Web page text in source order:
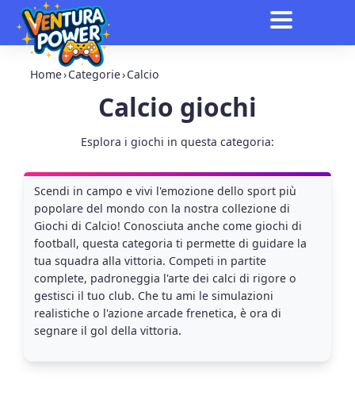
Home›Categorie›Calcio
Calcio giochi
Esplora i giochi in questa categoria:
Scendi in campo e vivi l'emozione dello sport più
popolare del mondo con la nostra collezione di
Giochi di Calcio! Conosciuta anche come giochi di
football, questa categoria ti permette di guidare la
tua squadra alla vittoria. Competi in partite
complete, padroneggia l'arte dei calci di rigore o
gestisci il tuo club. Che tu ami le simulazioni
realistiche o l'azione arcade frenetica, è ora di
segnare il gol della vittoria.